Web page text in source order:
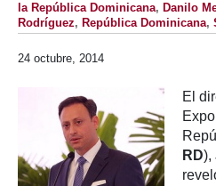
la República Dominicana, Danilo
Rodríguez, República Dominicana,
24 octubre, 2014
El
RD),